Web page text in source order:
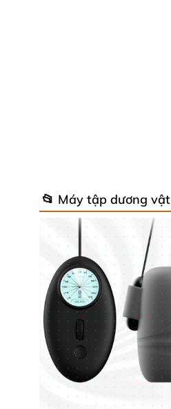
📂 Máy tập dương vật